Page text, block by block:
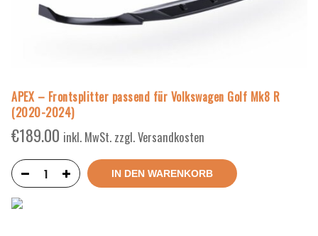
APEX – Frontsplitter passend für Volkswagen Golf Mk8 R
(2020-2024)
€189.00 inkl. MwSt. zzgl. Versandkosten
IN DEN WARENKORB